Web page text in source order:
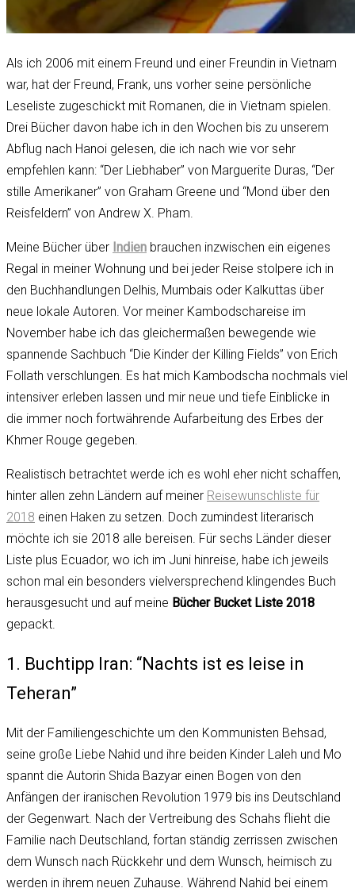
Als ich 2006 mit einem Freund und einer Freundin in Vietnam
war, hat der Freund, Frank, uns vorher seine persönliche
Leseliste zugeschickt mit Romanen, die in Vietnam spielen.
Drei Bücher davon habe ich in den Wochen bis zu unserem
Abflug nach Hanoi gelesen, die ich nach wie vor sehr
empfehlen kann: “Der Liebhaber” von Marguerite Duras, “Der
stille Amerikaner” von Graham Greene und “Mond über den
Reisfeldern” von Andrew X. Pham.
Meine Bücher über Indien brauchen inzwischen ein eigenes
Regal in meiner Wohnung und bei jeder Reise stolpere ich in
den Buchhandlungen Delhis, Mumbais oder Kalkuttas über
neue lokale Autoren. Vor meiner Kambodschareise im
November habe ich das gleichermaßen bewegende wie
spannende Sachbuch “Die Kinder der Killing Fields” von Erich
Follath verschlungen. Es hat mich Kambodscha nochmals viel
intensiver erleben lassen und mir neue und tiefe Einblicke in
die immer noch fortwährende Aufarbeitung des Erbes der
Khmer Rouge gegeben.
Realistisch betrachtet werde ich es wohl eher nicht schaffen,
hinter allen zehn Ländern auf meiner Reisewunschliste für
2018 einen Haken zu setzen. Doch zumindest literarisch
möchte ich sie 2018 alle bereisen. Für sechs Länder dieser
Liste plus Ecuador, wo ich im Juni hinreise, habe ich jeweils
schon mal ein besonders vielversprechend klingendes Buch
herausgesucht und auf meine Bücher Bucket Liste 2018
gepackt.
1. Buchtipp Iran: “Nachts ist es leise in
Teheran”
Mit der Familiengeschichte um den Kommunisten Behsad,
seine große Liebe Nahid und ihre beiden Kinder Laleh und Mo
spannt die Autorin Shida Bazyar einen Bogen von den
Anfängen der iranischen Revolution 1979 bis ins Deutschland
der Gegenwart. Nach der Vertreibung des Schahs flieht die
Familie nach Deutschland, fortan ständig zerrissen zwischen
dem Wunsch nach Rückkehr und dem Wunsch, heimisch zu
werden in ihrem neuen Zuhause. Während Nahid bei einem